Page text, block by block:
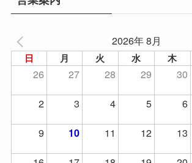
2026年 8月
日 月 火 水 木
26 27 28 29 30
2
3 4 5 6
9
10 11 12 13